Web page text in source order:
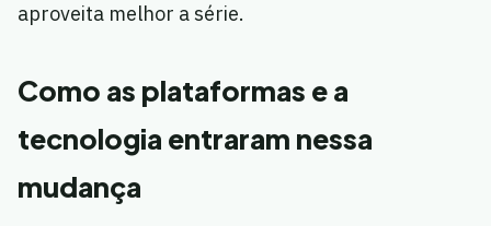
aproveita melhor a série.
Como as plataformas e a
tecnologia entraram nessa
mudança